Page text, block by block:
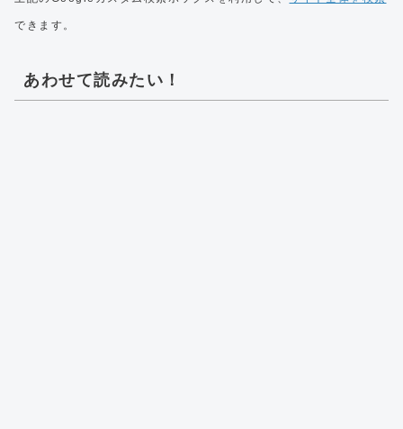
できます。
あわせて読みたい！